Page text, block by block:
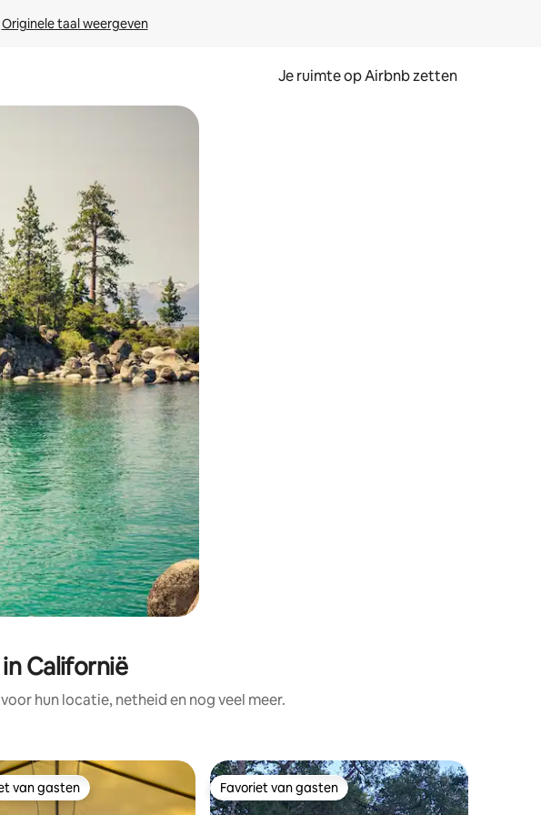
Originele taal weergeven
Je ruimte op Airbnb zetten
óf door te tikken of swipen.
Californië
hun locatie, netheid en nog veel meer.
van gasten
van gasten Favoriet van gasten
Favoriet van gasten